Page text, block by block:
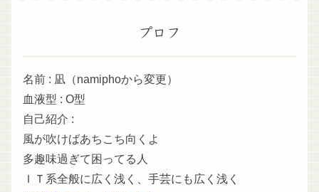
プロフ
名前 : 凪（namiphoから変更）
血液型 : O型
自己紹介 :
風が吹けばあちこち向くよ
多趣味過ぎて困ってる人
ＩＴ系全般に広く浅く、手芸にも広く浅く